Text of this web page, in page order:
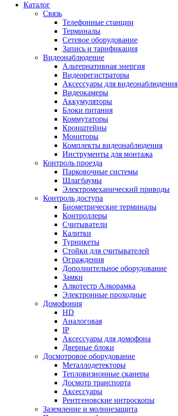
Каталог
Связь
Телефонные станции
Терминалы
Сетевое оборудование
Запись и тарификация
Видеонаблюдение
Альтернативная энергия
Видеорегистраторы
Аксессуары для видеонаблюдения
Видеокамеры
Аккумуляторы
Блоки питания
Коммутаторы
Кронштейны
Мониторы
Комплекты видеонаблюдения
Инструменты для монтажа
Контроль проезда
Парковочные системы
Шлагбаумы
Электромеханический приводы
Контроль доступа
Биометрические терминалы
Контроллеры
Считыватели
Калитки
Турникеты
Стойки для считывателей
Ограждения
Дополнительное оборудование
Замки
Алкотестр Алкорамка
Электронные проходные
Домофония
HD
Аналоговая
IP
Аксессуары для домофона
Дверные блоки
Досмотровое оборудование
Металлодетекторы
Тепловизионные сканеры
Досмотр транспорта
Аксессуары
Рентгеновские интроскопы
Заземление и молниезащита